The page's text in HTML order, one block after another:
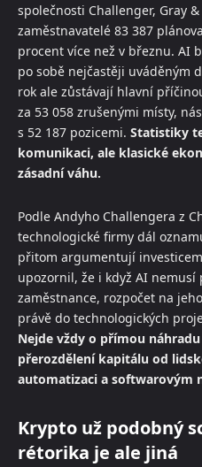
společnosti Challenger, Gray
zaměstnavatelé 83 387
procent více než v březnu. AI
po sobě nejčastěji uváděným
rok ale zůstávají hlavní
za 53 058 zrušenými místy,
s 52 187 pozicemi. Statistiky
komunikaci, ale klasické
zásadní váhu.
Podle Andyho Challengera z
technologické firmy dál
přitom argumentují
upozornil, že i když AI
zaměstnance, rozpočet na
právě do technologických
Nejde vždy o přímou
přerozdělení kapitálu od
automatizaci a softwarovým
Krypto už podobný
rétorika je ale jiná